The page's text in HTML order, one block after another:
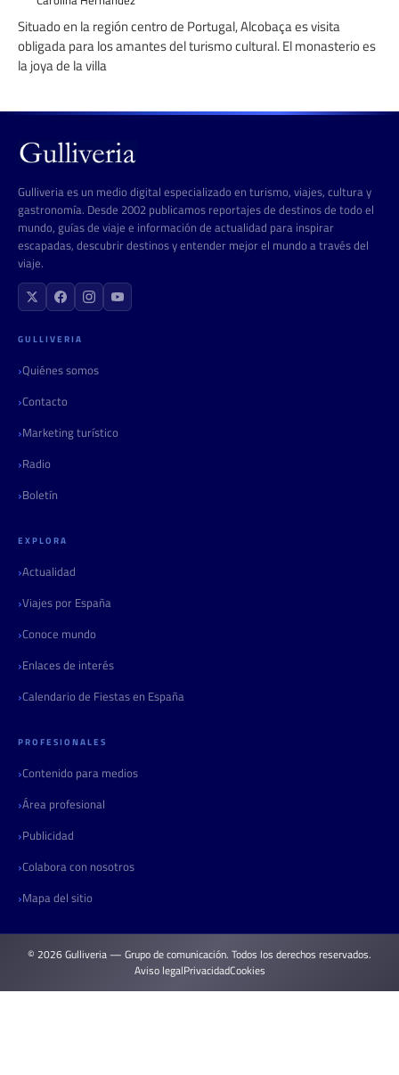
Situado en la región centro de Portugal, Alcobaça es visita
obligada para los amantes del turismo cultural. El monasterio es
la joya de la villa
Gulliveria es un medio digital especializado en turismo, viajes, cultura y
gastronomía. Desde 2002 publicamos reportajes de destinos de todo el
mundo, guías de viaje e información de actualidad para inspirar
escapadas, descubrir destinos y entender mejor el mundo a través del
viaje.
GULLIVERIA
Quiénes somos
Contacto
Marketing turístico
Radio
Boletín
EXPLORA
Actualidad
Viajes por España
Conoce mundo
Enlaces de interés
Calendario de Fiestas en España
PROFESIONALES
Contenido para medios
Área profesional
Publicidad
Colabora con nosotros
Mapa del sitio
© 2026 Gulliveria — Grupo de comunicación. Todos los derechos reservados.
Aviso legalPrivacidadCookies